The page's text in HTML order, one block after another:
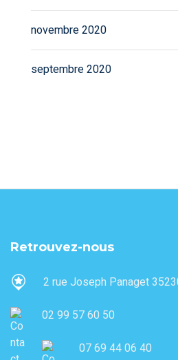
novembre 2020
septembre 2020
Retrouvez-nous
2 rue Joseph Panaget
02 99 57 60 50
07 69 44 06 40